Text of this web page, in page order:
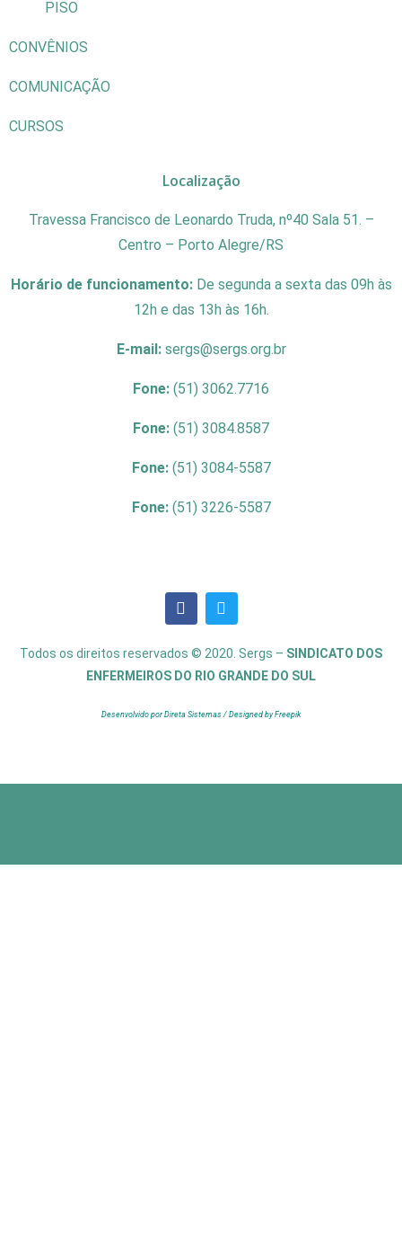
PISO
CONVÊNIOS
COMUNICAÇÃO
CURSOS
Localização
Travessa Francisco de Leonardo Truda, nº40 Sala 51. –
Centro – Porto Alegre/RS
Horário de funcionamento: De segunda a sexta das 09h às
12h e das 13h às 16h.
E-mail: sergs@sergs.org.br
Fone: (51) 3062.7716
Fone: (51) 3084.8587
Fone: (51) 3084-5587
Fone: (51) 3226-5587
Todos os direitos reservados © 2020. Sergs – SINDICATO DOS
ENFERMEIROS DO RIO GRANDE DO SUL
Desenvolvido por Direta Sistemas / Designed by Freepik